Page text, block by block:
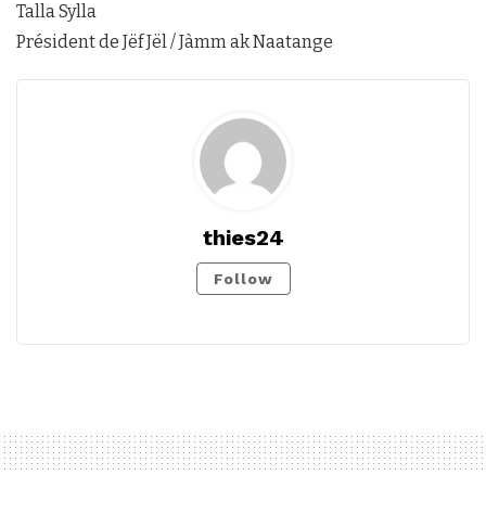
Talla Sylla
Président de Jëf Jël / Jàmm ak Naatange
thies24
Follow